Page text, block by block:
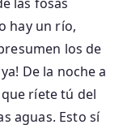
hay un río,
los de
De la noche a
ríete tú del
aguas. Esto sí